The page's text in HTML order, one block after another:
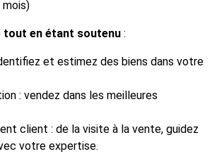
mois)
tout en étant soutenu :
et estimez des biens dans votre
: vendez dans les meilleures
client : de la visite à la vente, guidez
votre expertise.